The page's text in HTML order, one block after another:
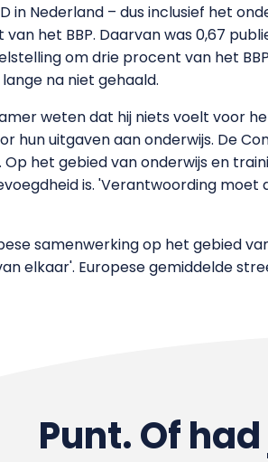
in Nederland – dus inclusief het
het BBP. Daarvan was 0,67
om drie procent van het
na niet gehaald.
weten dat hij niets voelt voor
hun uitgaven aan onderwijs. De
het gebied van onderwijs en
is. 'Verantwoording
samenwerking op het gebied
elkaar'. Europese gemiddelde
Punt. Of